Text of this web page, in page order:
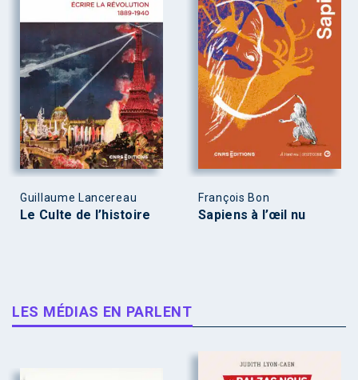
Guillaume Lancereau
Le Culte de l’histoire
François Bon
Sapiens à l’œil nu
LES MÉDIAS EN PARLENT